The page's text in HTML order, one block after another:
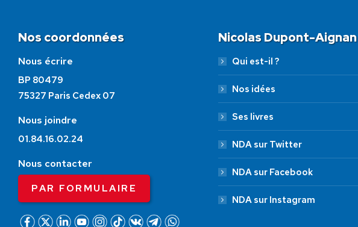
Nos coordonnées
Nous écrire
BP 80479
75327 Paris Cedex 07
Nous joindre
01.84.16.02.24
Nous contacter
PAR FORMULAIRE
Nicolas Dupont-Aignan
Qui est-il ?
Nos idées
Ses livres
NDA sur Twitter
NDA sur Facebook
NDA sur Instagram